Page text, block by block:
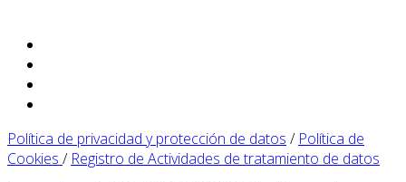
Política de privacidad y protección de datos / Política de
Cookies / Registro de Actividades de tratamiento de datos